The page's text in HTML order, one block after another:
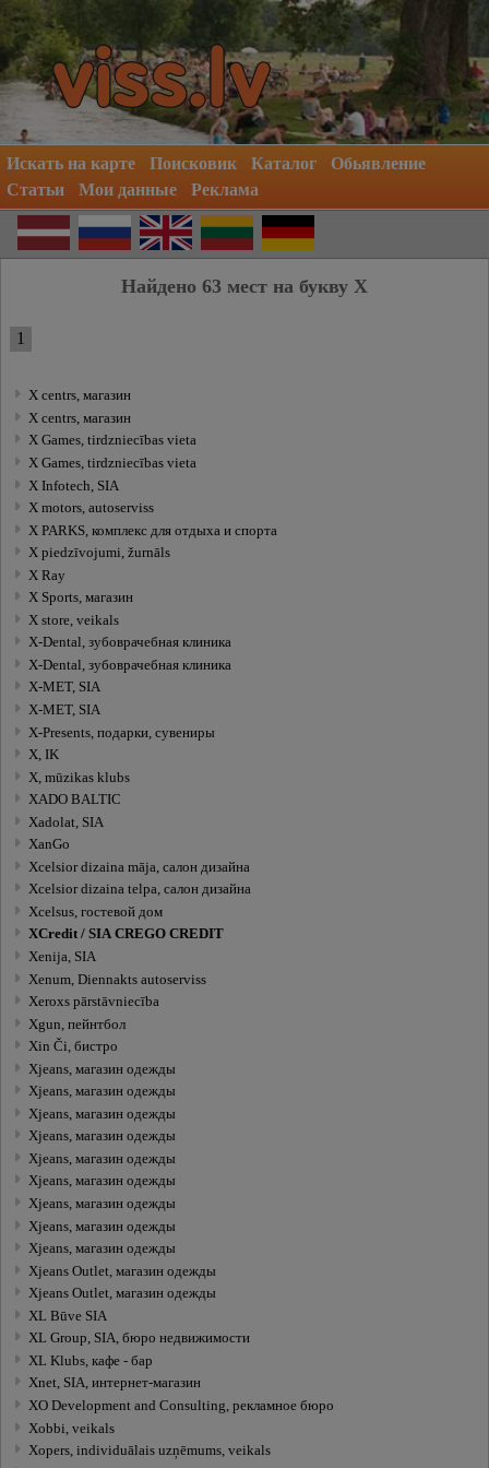
Искать на карте Поисковик Каталог
Обьявление
Статьи
Мои данные Реклама
Найдено 63 мест на букву X
1
X centrs, магазин
X centrs, магазин
X Games, tirdzniecības vieta
X Games, tirdzniecības vieta
X Infotech, SIA
X motors, autoserviss
X PARKS, комплекс для отдыха и спорта
X piedzīvojumi, žurnāls
X Ray
X Sports, магазин
X store, veikals
X-Dental, зубоврачебная клиника
X-Dental, зубоврачебная клиника
X-MET, SIA
X-MET, SIA
X-Presents, подарки, сувениры
X, IK
X, mūzikas klubs
XADO BALTIC
Xadolat, SIA
XanGo
Xcelsior dizaina māja, салон дизайна
Xcelsior dizaina telpa, салон дизайна
Xcelsus, гостевой дом
XCredit / SIA CREGO CREDIT
Xenija, SIA
Xenum, Diennakts autoserviss
Xeroxs pārstāvniecība
Xgun, пейнтбол
Xin Či, бистро
Xjeans, магазин одежды
Xjeans, магазин одежды
Xjeans, магазин одежды
Xjeans, магазин одежды
Xjeans, магазин одежды
Xjeans, магазин одежды
Xjeans, магазин одежды
Xjeans, магазин одежды
Xjeans, магазин одежды
Xjeans Outlet, магазин одежды
Xjeans Outlet, магазин одежды
XL Būve SIA
XL Group, SIA, бюро недвижимости
XL Klubs, кафе - бар
Xnet, SIA, интернет-магазин
XO Development and Consulting, рекламное бюро
Xobbi, veikals
Xopers, individuālais uzņēmums, veikals